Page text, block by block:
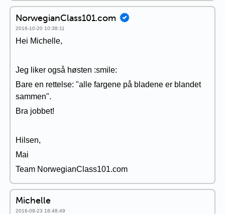
NorwegianClass101.com
2016-10-20 10:38:11
Hei Michelle,
Jeg liker også høsten :smile:
Bare en rettelse: "alle fargene på bladene er blandet
sammen".
Bra jobbet!
Hilsen,
Mai
Team NorwegianClass101.com
Michelle
2016-09-23 18:48:49